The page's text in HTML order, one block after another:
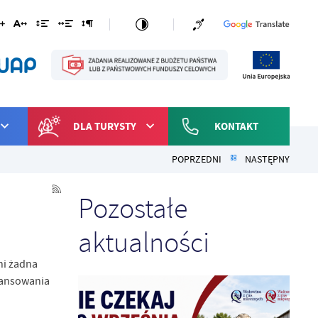
DLA TURYSTY KONTAKT
POPRZEDNI NASTĘPNY
żadna
Pozostałe
aktualności